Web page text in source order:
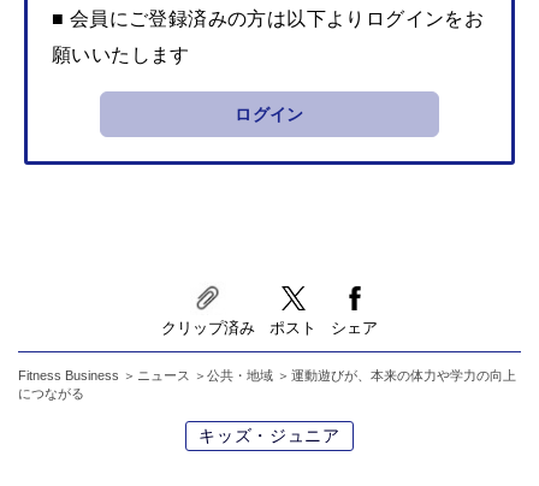
■ 会員にご登録済みの方は以下よりログインをお
願いいたします
ログイン
クリップ済み ポスト シェア
Fitness Business ニュース 公共・地域
運動遊びが、本来の体力や学力の向上
につながる
キッズ・ジュニア